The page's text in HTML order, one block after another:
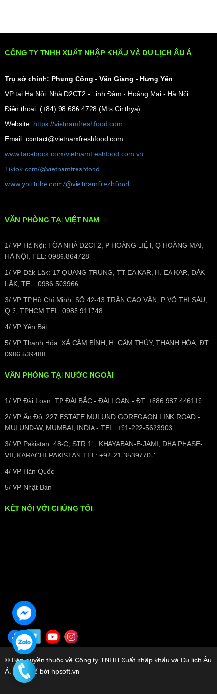
CÔNG TY TNHH XUẤT NHẬP KHẨU VÀ DU LỊCH ÂU Á
Trụ sở chính: Phụng Công - Văn Giang - Hưng Yên
VP tại Hà Nội: Nhà D2CT2 - Linh Đàm - Hoàng Mai - Hà Nội
Điện thoại: (+84) 98 686 4728 (Mrs Cinthya)
Website: https://vietnamfreshfood.com
Email: contact@vietnamfreshfood.com
www.facebook.com/vietnamfreshfood.com.vn
Tiktok.com/@vietnamfreshfood
www.youtube.com/@vietnamfreshfood
VĂN PHÒNG TẠI VIỆT NAM
1/ VP Hà Nội: TÒA NHÀ D2CT2, P HOÀNG LIỆT, Q HOÀNG MAI,
HÀ NỘI, TEL: 0986.864728
1/ VP Đăk Lăk: 17 QUANG TRUNG, TT EA KAR, H. EA KAR, ĐĂK
LĂK, TEL: 0986.503966
3/ VP TP.Hồ Chí Minh: SỐ 42-43 TRẦN CAO VÂN, P VÕ THỊ SÁU,
Q 3, TPHCM TEL: 0985.911748
4/ VP Yên Bái:
5/ VP Thanh Hóa: XÃ CẨM BÌNH, H. CẨM THỦY, THANH HÓA, ĐT:
0986.539488
VĂN PHÒNG TẠI NƯỚC NGOÀI
1/ VP Đài Loan: TP ĐÀI BẮC - ĐÀI LOAN - ĐT: +886 987 446119
2/ VP Ấn Độ: 227 ESTATE MULUND GOREGAON LINK ROAD -
MULUND-W, MUMBAI, INDIA - TEL: +91-222-5623903
3/ VP Pakistan: 48-C, STR.11, KHAYABAN-E-JAMI, DHA PHASE-
VII, KARACHI-PAKISTAN TEL: +92-21-3539770-1
4/ VP Hàn Quốc
5/ VP Nhật Bản
KẾT NỐI VỚI CHÚNG TÔI
© Bản quyền thuộc về Công ty TNHH Xuất nhập khẩu và Du lịch Âu
Á. Thiết kế bởi hpsoft.vn